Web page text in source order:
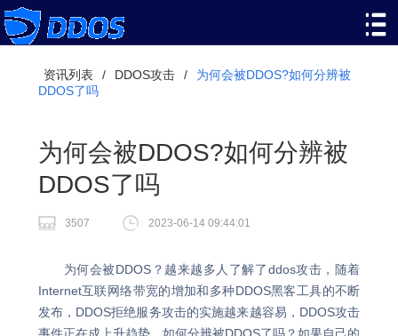
资讯列表 / DDOS攻击 /
为何会被DDOS?如何分辨被
DDOS了吗
为何会被DDOS?如何分辨被
DDOS了吗
3507 2023-06-14 09:44:01
为何会被DDOS？越来越多人了解了ddos攻击，随着
Internet互联网络带宽的增加和多种DDOS黑客工具的不断
发布，DDOS拒绝服务攻击的实施越来越容易，DDOS攻击